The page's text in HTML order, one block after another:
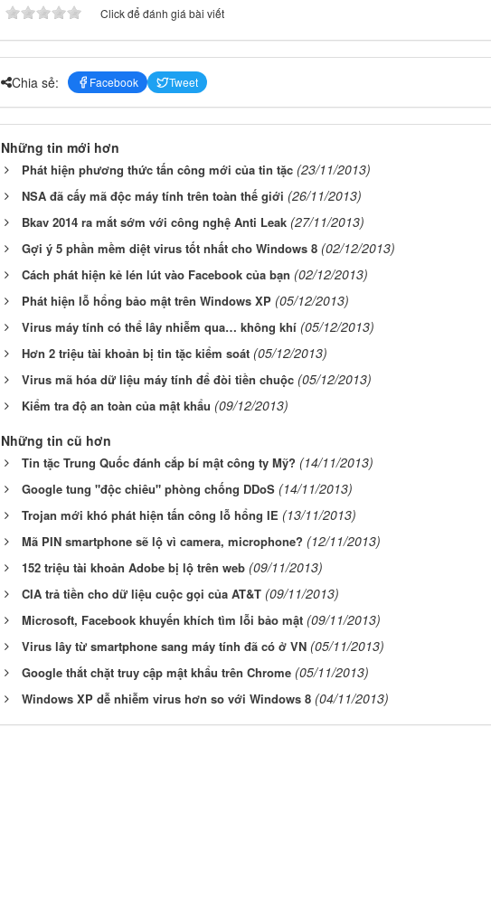
Click để đánh giá bài viết
Chia sẻ: Facebook Tweet
Những tin mới hơn
Phát hiện phương thức tấn công mới của tin tặc (23/11/2013)
NSA đã cấy mã độc máy tính trên toàn thế giới (26/11/2013)
Bkav 2014 ra mắt sớm với công nghệ Anti Leak (27/11/2013)
Gợi ý 5 phần mềm diệt virus tốt nhất cho Windows 8 (02/12/2013)
Cách phát hiện kẻ lén lút vào Facebook của bạn (02/12/2013)
Phát hiện lỗ hổng bảo mật trên Windows XP (05/12/2013)
Virus máy tính có thể lây nhiễm qua… không khí (05/12/2013)
Hơn 2 triệu tài khoản bị tin tặc kiểm soát (05/12/2013)
Virus mã hóa dữ liệu máy tính để đòi tiền chuộc (05/12/2013)
Kiểm tra độ an toàn của mật khẩu (09/12/2013)
Những tin cũ hơn
Tin tặc Trung Quốc đánh cắp bí mật công ty Mỹ? (14/11/2013)
Google tung "độc chiêu" phòng chống DDoS (14/11/2013)
Trojan mới khó phát hiện tấn công lỗ hổng IE (13/11/2013)
Mã PIN smartphone sẽ lộ vì camera, microphone? (12/11/2013)
152 triệu tài khoản Adobe bị lộ trên web (09/11/2013)
CIA trả tiền cho dữ liệu cuộc gọi của AT&T (09/11/2013)
Microsoft, Facebook khuyến khích tìm lỗi bảo mật (09/11/2013)
Virus lây từ smartphone sang máy tính đã có ở VN (05/11/2013)
Google thắt chặt truy cập mật khẩu trên Chrome (05/11/2013)
Windows XP dễ nhiễm virus hơn so với Windows 8 (04/11/2013)